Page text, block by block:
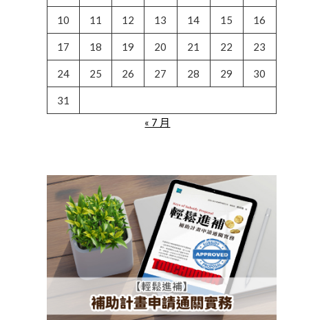
10 11 12 13 14 15 16
17 18 19 20 21 22 23
24 25 26 27 28 29 30
31
« 7 月